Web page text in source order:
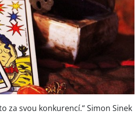
za svou konkurencí.“ Simon Sinek